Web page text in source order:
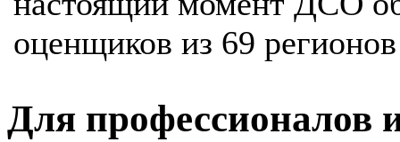
оценщиков из 69
Для профессионалов